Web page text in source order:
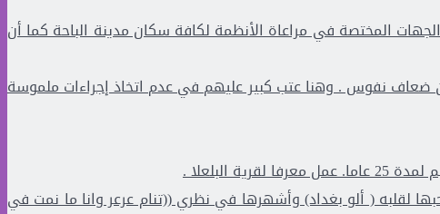
المختصة في مراعاة الأنظمة لكافة سكان مدينة الباحة كما أن
ضعاف نفوس . وهنا عتب كبير عليهم في عدم اتخاذ إجراءات ملموسة
.
لقلبه ( ألو بغداد) وأشهرها في نظري ((تنام عرعر وانا ما نمت في